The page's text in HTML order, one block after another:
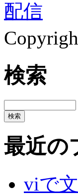
検索
最近の
viで